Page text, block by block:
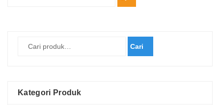
Cari
Kategori Produk